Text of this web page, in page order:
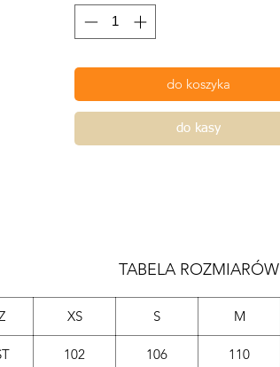
do koszyka
do kasy
TABELA ROZMIARÓW
XS S M
102 106 110